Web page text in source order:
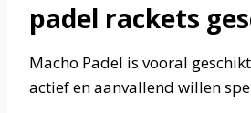
padel rackets
Macho Padel is vooral
actief en aanvallend willen